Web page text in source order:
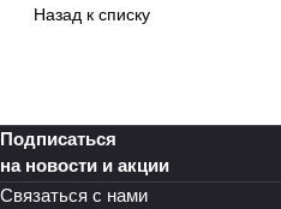
Назад к списку
Подписаться
на новости и акции
Связаться с нами